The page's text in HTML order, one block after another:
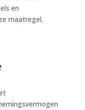
en
maatregel.